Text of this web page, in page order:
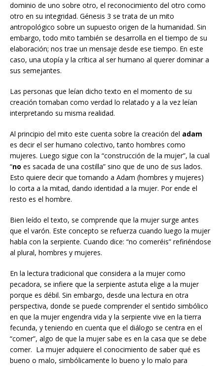
dominio de uno sobre otro, el reconocimiento del otro como
otro en su integridad. Génesis 3 se trata de un mito
antropológico sobre un supuesto origen de la humanidad. Sin
embargo, todo mito también se desarrolla en el tiempo de su
elaboración; nos trae un mensaje desde ese tiempo. En este
caso, una utopía y la crítica al ser humano al querer dominar a
sus semejantes.
Las personas que leían dicho texto en el momento de su
creación tomaban como verdad lo relatado y a la vez leían
interpretando su misma realidad.
Al principio del mito este cuenta sobre la creación del adam
es decir el ser humano colectivo, tanto hombres como
mujeres. Luego sigue con la “construcción de la mujer”, la cual
“no es sacada de una costilla” sino que de uno de sus lados.
Esto quiere decir que tomando a Adam (hombres y mujeres)
lo corta a la mitad, dando identidad a la mujer. Por ende el
resto es el hombre.
Bien leído el texto, se comprende que la mujer surge antes
que el varón. Este concepto se refuerza cuando luego la mujer
habla con la serpiente. Cuando dice: “no comeréis” refiriéndose
al plural, hombres y mujeres.
En la lectura tradicional que considera a la mujer como
pecadora, se infiere que la serpiente astuta elige a la mujer
porque es débil. Sin embargo, desde una lectura en otra
perspectiva, donde se puede comprender el sentido simbólico
en que la mujer engendra vida y la serpiente vive en la tierra
fecunda, y teniendo en cuenta que el diálogo se centra en el
“comer”, algo de que la mujer sabe es en la casa que se debe
comer. La mujer adquiere el conocimiento de saber qué es
bueno o malo, simbólicamente lo bueno y lo malo para